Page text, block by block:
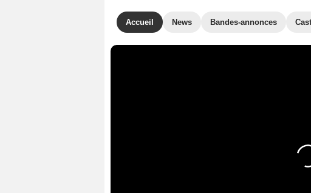
Accueil News Bandes-annonces